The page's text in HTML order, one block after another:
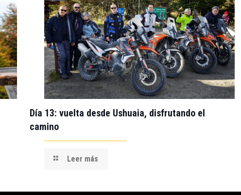
Día 13: vuelta desde Ushuaia, disfrutando el
camino
Leer más